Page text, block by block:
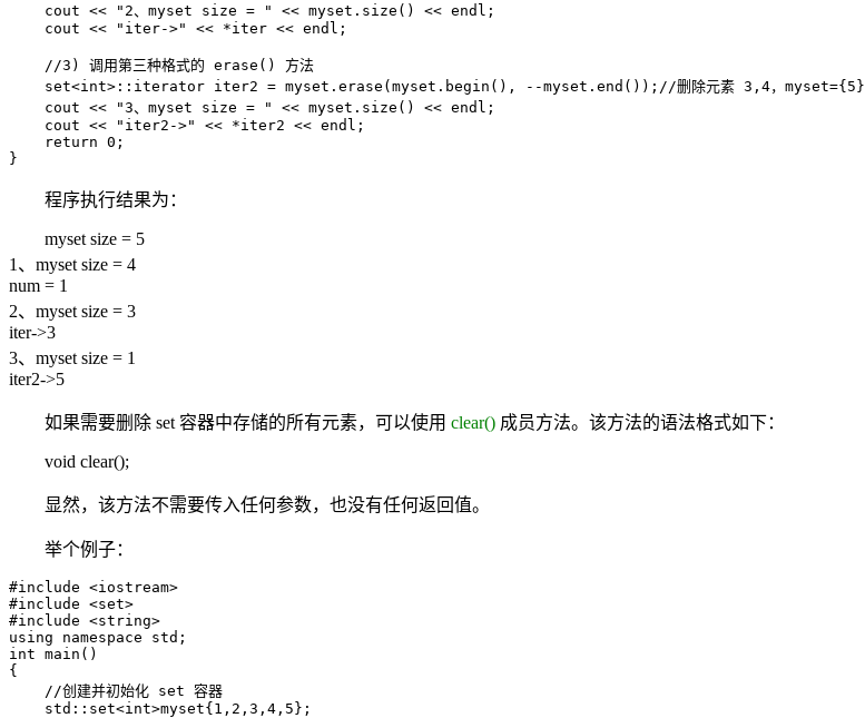
    cout << "2、myset size = " << myset.size() << endl;
    cout << "iter->" << *iter << endl;
    //3) 调用第三种格式的 erase() 方法
    set<int>::iterator iter2 = myset.erase(myset.begin(), --myset.end());//删除元素 3,4，myset={5}
    cout << "3、myset size = " << myset.size() << endl;
    cout << "iter2->" << *iter2 << endl;
    return 0;
}
程序执行结果为：
myset size = 5
1、myset size = 4
num = 1
2、myset size = 3
iter->3
3、myset size = 1
iter2->5
如果需要删除 set 容器中存储的所有元素，可以使用 clear() 成员方法。该方法的语法格式如下：
void clear();
显然，该方法不需要传入任何参数，也没有任何返回值。
举个例子：
#include <iostream>
#include <set>
#include <string>
using namespace std;
int main()
{
    //创建并初始化 set 容器
    std::set<int>myset{1,2,3,4,5};